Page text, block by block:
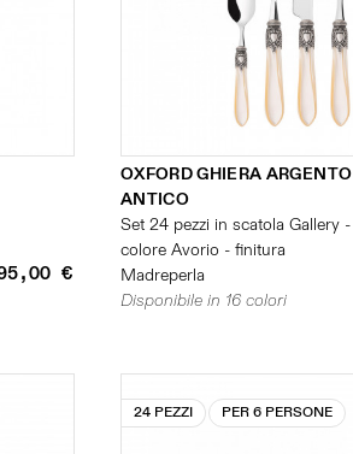
€
OXFORD GHIERA ARGENTO
ANTICO
Set 24 pezzi in scatola Gallery -
colore Avorio - finitura
Madreperla
Disponibile in 16 colori
24 PEZZI PER 6 PERSONE